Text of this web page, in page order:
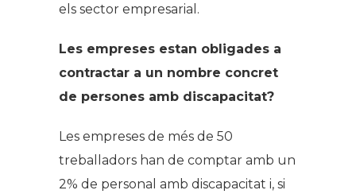
els sector empresarial.
Les empreses estan obligades a
contractar a un nombre concret
de persones amb discapacitat?
Les empreses de més de 50
treballadors han de comptar amb un
2% de personal amb discapacitat i, si